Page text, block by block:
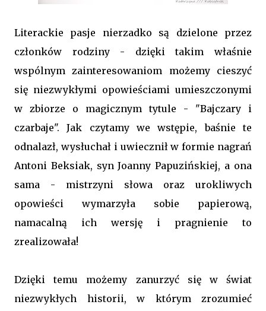
Literackie pasje nierzadko są dzielone przez
członków rodziny - dzięki takim właśnie
wspólnym zainteresowaniom możemy cieszyć
się niezwykłymi opowieściami umieszczonymi
w zbiorze o magicznym tytule - "Bajczary i
czarbaje". Jak czytamy we wstępie, baśnie te
odnalazł, wysłuchał i uwiecznił w formie nagrań
Antoni Beksiak, syn Joanny Papuzińskiej, a ona
sama - mistrzyni słowa oraz urokliwych
opowieści wymarzyła sobie papierową,
namacalną ich wersję i pragnienie to
zrealizowała!
Dzięki temu możemy zanurzyć się w świat
niezwykłych historii, w którym zrozumieć